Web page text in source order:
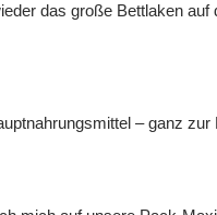
das große Bettlaken
– ganz